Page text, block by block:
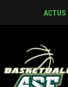
ACTUS